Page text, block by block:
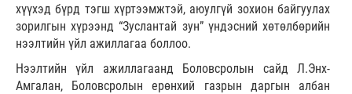
хүүхэд бүрд тэгш хүртээмжтэй, аюулгүй зохион байгуулах
зорилгын хүрээнд “Зуслантай зун” үндэсний хөтөлбөрийн
нээлтийн үйл ажиллагаа боллоо.
Нээлтийн үйл ажиллагаанд Боловсролын сайд Л.Энх-
Амгалан, Боловсролын ерөнхий газрын даргын албан